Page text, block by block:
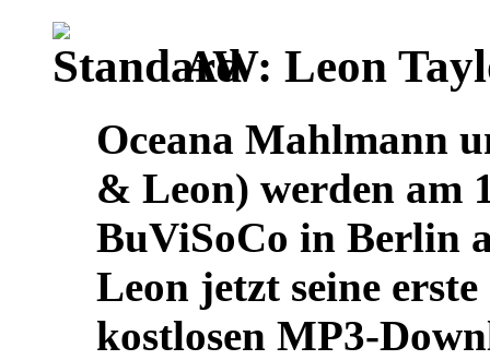
AW: Leon
Oceana Mahlmann
& Leon) werden am
BuViSoCo in Berlin
Leon jetzt seine
kostlosen MP3-